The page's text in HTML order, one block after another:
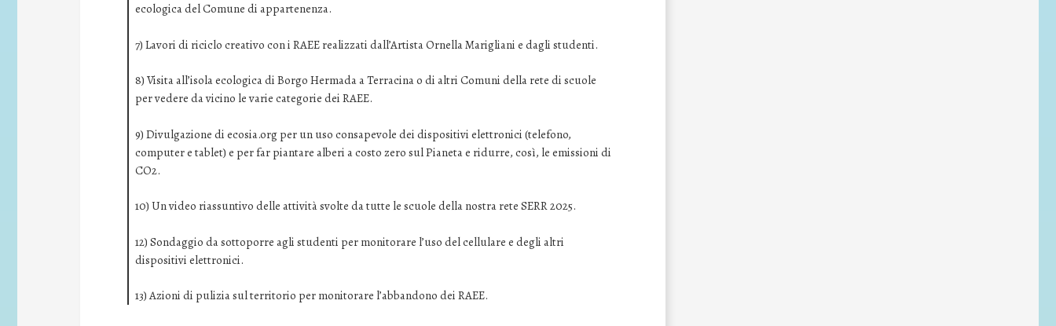
ecologica del Comune di appartenenza.
7) Lavori di riciclo creativo con i RAEE realizzati dall’Artista Ornella Marigliani e dagli studenti.
8) Visita all’isola ecologica di Borgo Hermada a Terracina o di altri Comuni della rete di scuole
per vedere da vicino le varie categorie dei RAEE.
9) Divulgazione di ecosia.org per un uso consapevole dei dispositivi elettronici (telefono,
computer e tablet) e per far piantare alberi a costo zero sul Pianeta e ridurre, così, le emissioni di
CO2.
10) Un video riassuntivo delle attività svolte da tutte le scuole della nostra rete SERR 2025.
12) Sondaggio da sottoporre agli studenti per monitorare l’uso del cellulare e degli altri
dispositivi elettronici.
13) Azioni di pulizia sul territorio per monitorare l’abbandono dei RAEE.